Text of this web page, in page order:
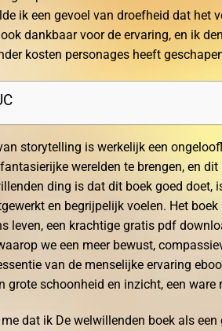
ik een gevoel van droefheid dat het
dankbaar voor de ervaring, en ik
kosten personages heeft
storytelling is werkelijk een
werelden te brengen, en
ding is dat dit boek goed doet,
en begrijpelijk voelen. Het
leven, een krachtige gratis pdf
we een meer bewust,
van de menselijke ervaring
grote schoonheid en inzicht, een ware
dat ik De welwillenden boek als